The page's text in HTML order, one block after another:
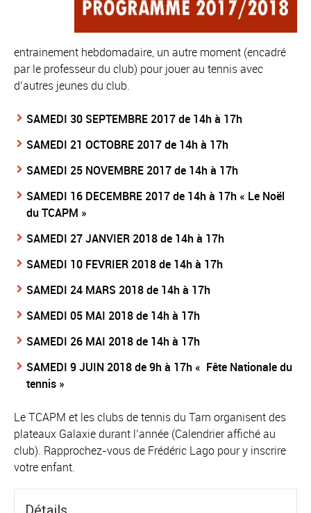
entrainement hebdomadaire, un autre moment (encadré
par le professeur du club) pour jouer au tennis avec
d’autres jeunes du club.
SAMEDI 30 SEPTEMBRE 2017 de 14h à 17h
SAMEDI 21 OCTOBRE 2017 de 14h à 17h
SAMEDI 25 NOVEMBRE 2017 de 14h à 17h
SAMEDI 16 DECEMBRE 2017 de 14h à 17h « Le Noël
du TCAPM »
SAMEDI 27 JANVIER 2018 de 14h à 17h
SAMEDI 10 FEVRIER 2018 de 14h à 17h
SAMEDI 24 MARS 2018 de 14h à 17h
SAMEDI 05 MAI 2018 de 14h à 17h
SAMEDI 26 MAI 2018 de 14h à 17h
SAMEDI 9 JUIN 2018 de 9h à 17h « Fête Nationale du
tennis »
Le TCAPM et les clubs de tennis du Tarn organisent des
plateaux Galaxie durant l’année (Calendrier affiché au
club). Rapprochez-vous de Frédéric Lago pour y inscrire
votre enfant.